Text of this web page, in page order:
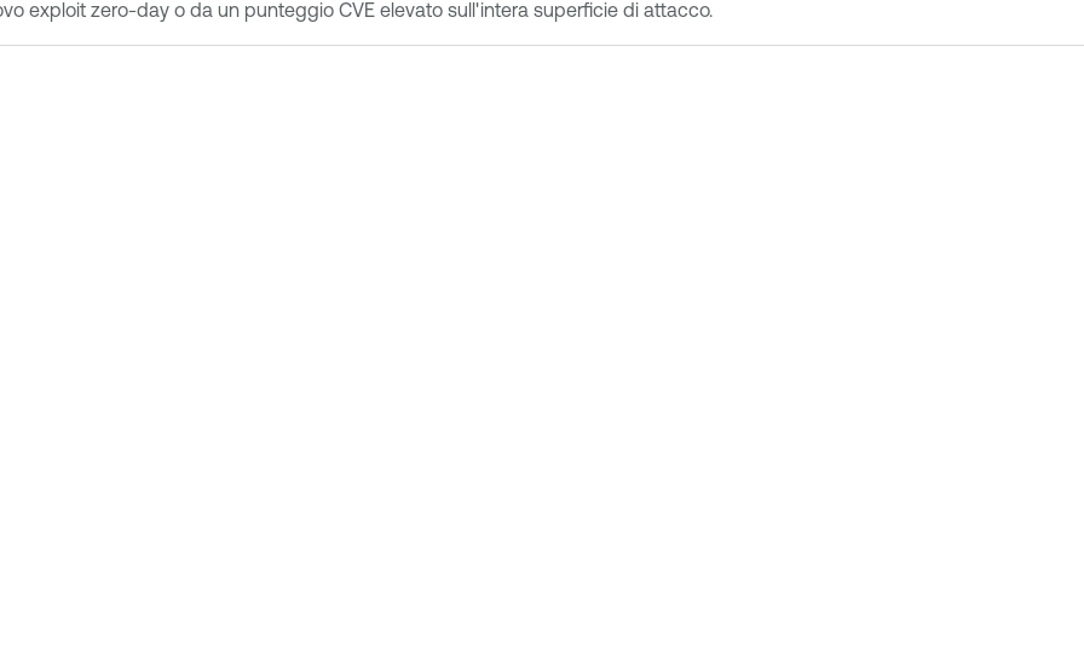
exploit zero-day o da un punteggio CVE elevato sull'intera superficie di attacco.